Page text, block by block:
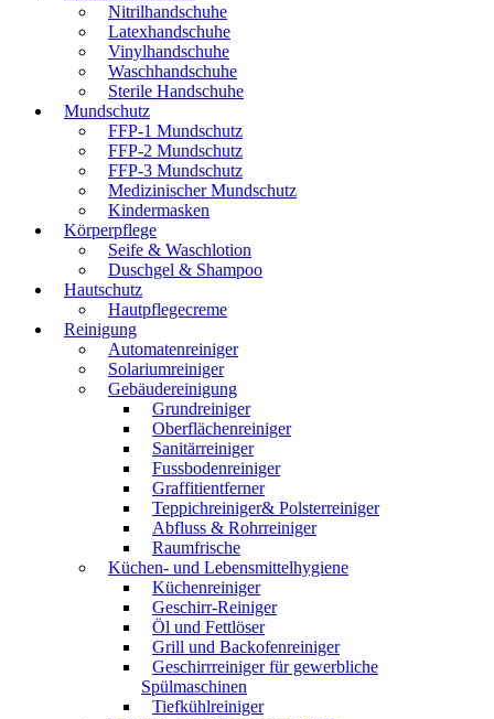
Nitrilhandschuhe
Latexhandschuhe
Vinylhandschuhe
Waschhandschuhe
Sterile Handschuhe
Mundschutz
FFP-1 Mundschutz
FFP-2 Mundschutz
FFP-3 Mundschutz
Medizinischer Mundschutz
Kindermasken
Körperpflege
Seife & Waschlotion
Duschgel & Shampoo
Hautschutz
Hautpflegecreme
Reinigung
Automatenreiniger
Solariumreiniger
Gebäudereinigung
Grundreiniger
Oberflächenreiniger
Sanitärreiniger
Fussbodenreiniger
Graffitientferner
Teppichreiniger& Polsterreiniger
Abfluss & Rohrreiniger
Raumfrische
Küchen- und Lebensmittelhygiene
Küchenreiniger
Geschirr-Reiniger
Öl und Fettlöser
Grill und Backofenreiniger
Geschirrreiniger für gewerbliche
Spülmaschinen
Tiefkühlreiniger